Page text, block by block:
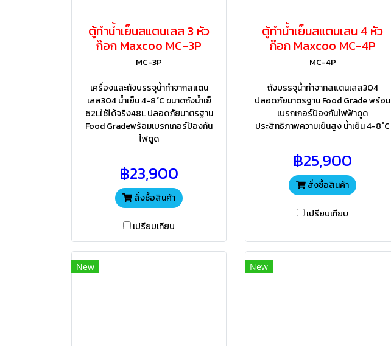
ตู้ทำน้ำเย็นสแตนเลส 3 หัว
ก๊อก Maxcoo MC-3P​
MC-3P
เครื่องและถังบรรจุน้ำทำจากสแตน
เลส304 น้ำเย็น 4-8 ํC ขนาดถังน้ำเย็
62Lใช้ได้จริง48L ปลอดภัยมาตรฐาน
Food Gradeพร้อมเบรกเกอร์ป้องกัน
ไฟดูด
฿23,900
สั่งซื้อสินค้า
เปรียบเทียบ
ตู้ทำน้ำเย็นสแตนเลน 4 หัว
ก๊อก Maxcoo MC-4P​
MC-4P
ถังบรรจุน้ำทำจากสแตนเลส304
ปลอดภัยมาตรฐาน Food Grade พร้อม
เบรกเกอร์ป้องกันไฟฟ้าดูด
ประสิทธิภาพความเย็นสูง น้ำเย็น 4-8 ํC
฿25,900
สั่งซื้อสินค้า
เปรียบเทียบ
New New